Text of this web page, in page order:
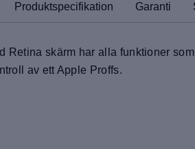
Produktspecifikation Garanti
Retina skärm har alla funktioner
av ett Apple Proffs.